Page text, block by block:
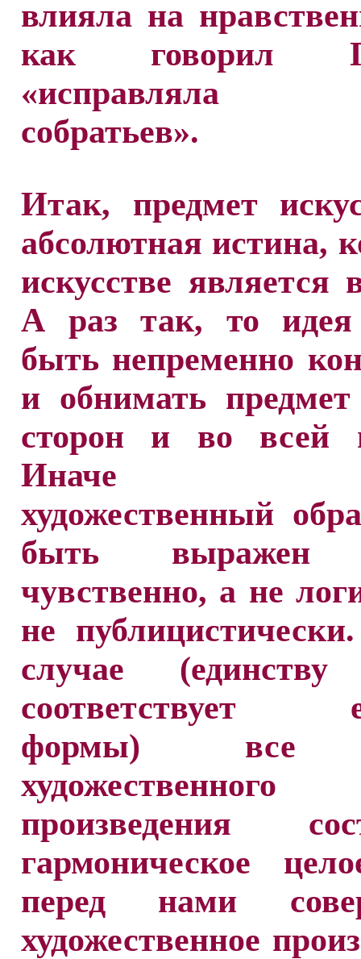
влияла на
как говорил
«исправляла
собратьев».
Итак, предмет
абсолютная истина,
искусстве является
А раз так, то идея
быть непременно
и обнимать
сторон и во всей
Иначе
художественный
быть выражен
чувственно, а не
не
случае
соответствует
формы) все
художественного
произведения
гармоническое
перед нами
художественное